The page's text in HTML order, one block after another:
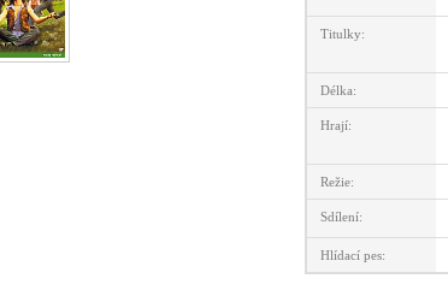
Titulky:
Délka:
Hrají:
Režie:
Sdílení:
Hlídací pes: